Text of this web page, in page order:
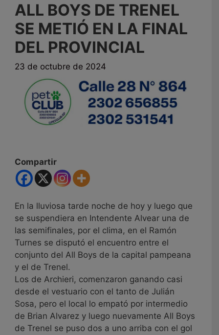
ALL BOYS DE TRENEL
SE METIÓ EN LA FINAL
DEL PROVINCIAL
23 de octubre de 2024
Compartir
En la lluviosa tarde noche de hoy y luego que
se suspendiera en Intendente Alvear una de
las semifinales, por el clima, en el Ramón
Turnes se disputó el encuentro entre el
conjunto del All Boys de la capital pampeana
y el de Trenel.
Los de Archieri, comenzaron ganando casi
desde el vestuario con el tanto de Julián
Sosa, pero el local lo empató por intermedio
de Brian Alvarez y luego nuevamente All Boys
de Trenel se puso dos a uno arriba con el gol